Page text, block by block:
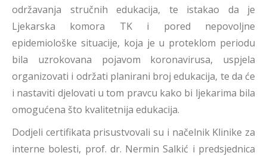
održavanja stručnih edukacija, te istakao da je
Ljekarska komora TK i pored nepovoljne
epidemiološke situacije, koja je u proteklom periodu
bila uzrokovana pojavom koronavirusa, uspjela
organizovati i održati planirani broj edukacija, te da će
i nastaviti djelovati u tom pravcu kako bi ljekarima bila
omogućena što kvalitetnija edukacija.
Dodjeli certifikata prisustvovali su i načelnik Klinike za
interne bolesti, prof. dr. Nermin Salkić i predsjednica